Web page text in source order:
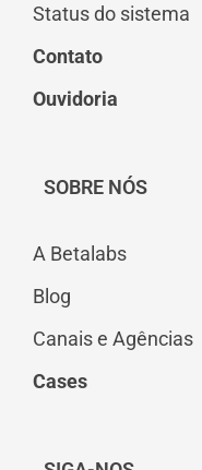
Status do sistema
Contato
Ouvidoria
SOBRE NÓS
A Betalabs
Blog
Canais e Agências
Cases